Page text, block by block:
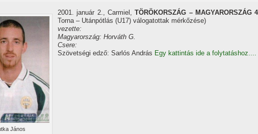
János
2001. január 2., Carmiel,TÖRÖKORSZÁG – MAGYARORSZÁG
Torna – Utánpótlás (U17) válogatottak mérkőzése)
vezette:
Magyarország: Horváth G.
Csere:
Szövetségi edző: Sarlós András Egy kattintás ide a folytatáshoz....